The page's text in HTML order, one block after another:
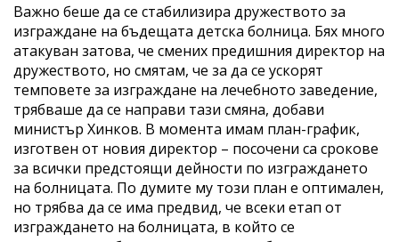
Важно беше да се стабилизира дружеството за
изграждане на бъдещата детска болница. Бях много
атакуван затова, че смених предишния директор на
дружеството, но смятам, че за да се ускорят
темповете за изграждане на лечебното заведение,
трябваше да се направи тази смяна, добави
министър Хинков. В момента имам план-график,
изготвен от новия директор – посочени са срокове
за всички предстоящи дейности по изграждането
на болницата. По думите му този план е оптимален,
но трябва да се има предвид, че всеки етап от
изграждането на болницата, в който се